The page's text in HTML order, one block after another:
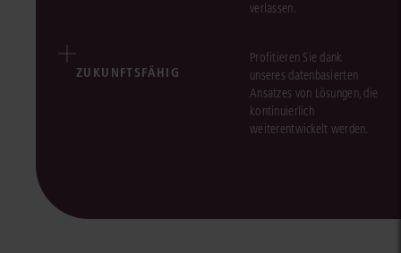
verlassen.
ZUKUNFTSFÄHIG
Profitieren Sie dank
unseres datenbasierten
Ansatzes von Lösungen, die
kontinuierlich
weiterentwickelt werden.